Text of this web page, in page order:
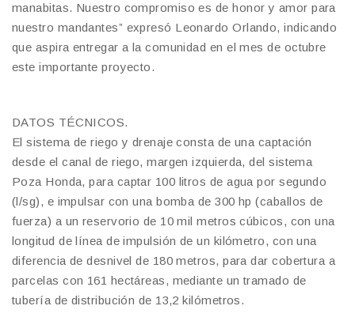
manabitas. Nuestro compromiso es de honor y amor para
nuestro mandantes” expresó Leonardo Orlando, indicando
que aspira entregar a la comunidad en el mes de octubre
este importante proyecto.
DATOS TÉCNICOS.
El sistema de riego y drenaje consta de una captación
desde el canal de riego, margen izquierda, del sistema
Poza Honda, para captar 100 litros de agua por segundo
(l/sg), e impulsar con una bomba de 300 hp (caballos de
fuerza) a un reservorio de 10 mil metros cúbicos, con una
longitud de línea de impulsión de un kilómetro, con una
diferencia de desnivel de 180 metros, para dar cobertura a
parcelas con 161 hectáreas, mediante un tramado de
tubería de distribución de 13,2 kilómetros.